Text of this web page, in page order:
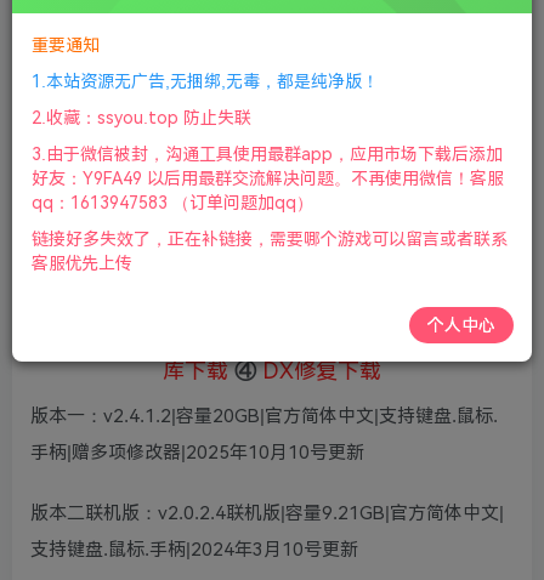
中世纪王朝/Medieval Dynasty 联机版
此内容为付费资源，请付费后查看
鲜花 5
赞助会员 免费
付费资源
③ 游戏运行
库下载 ④ DX修复下载
版本一：v2.4.1.2|容量20GB|官方简体中文|支持键盘.鼠标.
手柄|赠多项修改器|2025年10月10号更新
版本二联机版：v2.0.2.4联机版|容量9.21GB|官方简体中文|
支持键盘.鼠标.手柄|2024年3月10号更新
重要通知
1.本站资源无广告,无捆绑,无毒，都是纯净版！
2.收藏：ssyou.top 防止失联
3.由于微信被封，沟通工具使用最群app，应用市场下载后添加
好友：Y9FA49 以后用最群交流解决问题。不再使用微信！客服
qq：1613947583 （订单问题加qq）
链接好多失效了，正在补链接，需要哪个游戏可以留言或者联系
客服优先上传
个人中心